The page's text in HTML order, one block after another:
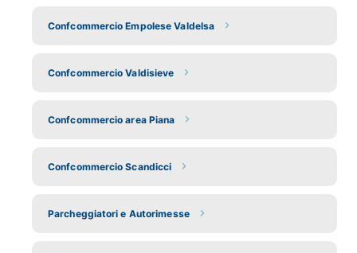
Confcommercio Empolese Valdelsa
Confcommercio Valdisieve
Confcommercio area Piana
Confcommercio Scandicci
Parcheggiatori e Autorimesse